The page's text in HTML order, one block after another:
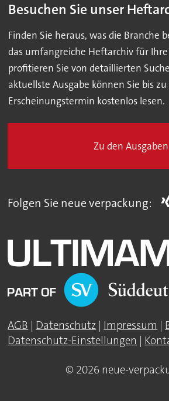
Besuchen Sie unser
Finden Sie heraus, was die Branche
das umfangreiche Heftarchiv für
profitieren Sie von detaillierten
aktuellste Ausgabe können Sie bis zu
Erscheinungstermin kostenlos lesen.
Zu den Ausgaben
Folgen Sie neue verpackung:
AGB | Datenschutz | Impressum |
Datenschutz-Einstellungen |
© 2026 neue-